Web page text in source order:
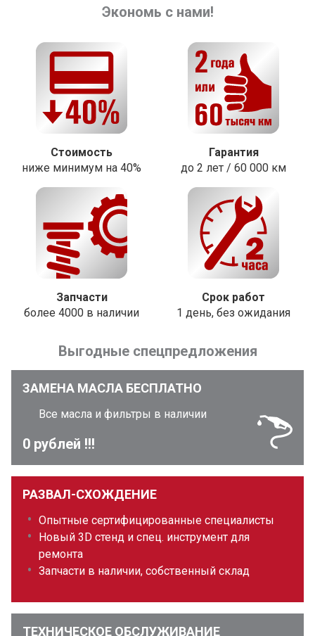
Экономь с нами!
Стоимость
ниже минимум на 40%
Гарантия
до 2 лет / 60 000 км
Запчасти
более 4000 в наличии
Срок работ
1 день, без ожидания
Выгодные спецпредложения
ЗАМЕНА МАСЛА БЕСПЛАТНО
Все масла и фильтры в наличии
0 рублей !!!
РАЗВАЛ-СХОЖДЕНИЕ
Опытные сертифицированные специалисты
Новый 3D стенд и спец. инструмент для
ремонта
Запчасти в наличии, собственный склад
ТЕХНИЧЕСКОЕ ОБСЛУЖИВАНИЕ